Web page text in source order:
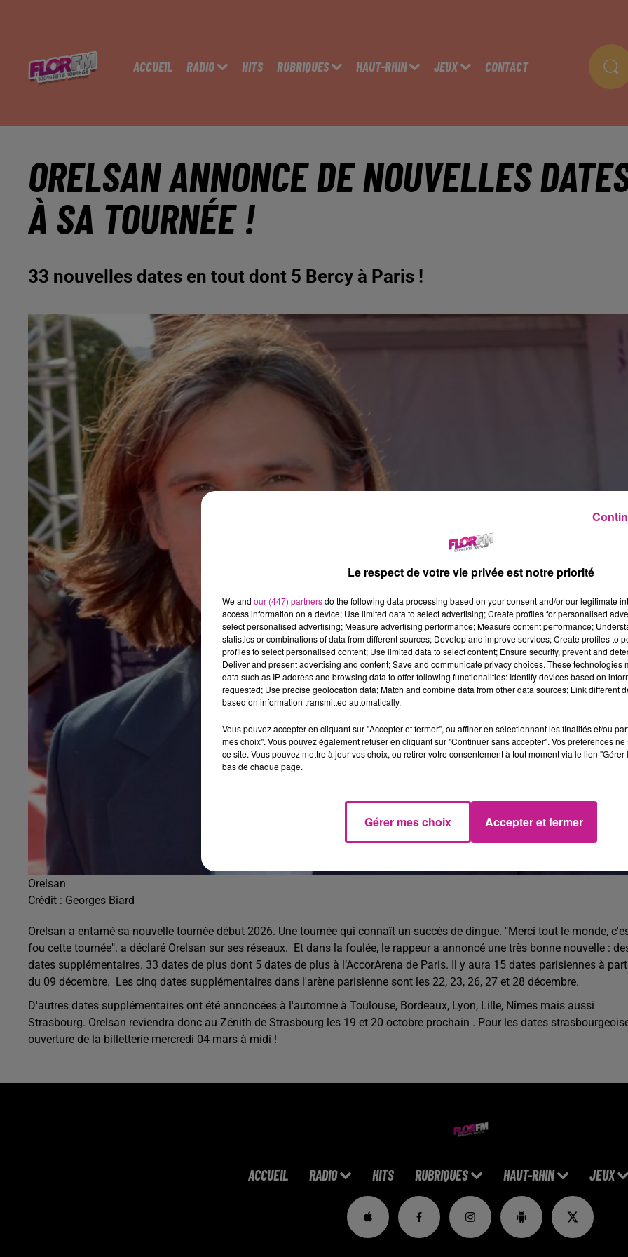
ACCUEIL RADIO HITS RUBRIQUES HAUT-RHIN JEUX CONTACT
ORELSAN ANNONCE DE NOUVELLES
À SA TOURNÉE !
33 nouvelles dates en tout dont 5 Bercy à Paris !
Orelsan
Crédit : Georges Biard
Orelsan a entamé sa nouvelle tournée début 2026. Une tournée qui connaît un succès de dingue. "Merci tout le monde,
fou cette tournée". a déclaré Orelsan sur ses réseaux. Et dans la foulée, le rappeur a annoncé une très bonne nouvelle :
dates supplémentaires. 33 dates de plus dont 5 dates de plus à l’AccorArena de Paris. Il y aura 15 dates parisiennes à
du 09 décembre. Les cinq dates supplémentaires dans l'arène parisienne sont les 22, 23, 26, 27 et 28 décembre.
D'autres dates supplémentaires ont été annoncées à l'automne à Toulouse, Bordeaux, Lyon, Lille, Nîmes mais aussi
Strasbourg. Orelsan reviendra donc au Zénith de Strasbourg les 19 et 20 octobre prochain . Pour les dates
ouverture de la billetterie mercredi 04 mars à midi !
ACCUEIL RADIO HITS RUBRIQUES HAUT-RHIN JEUX
Le respect de votre vie privée est notre priorité
We and our (447) partnersdo the following data processing based on your consent and/or our legitimate
access information on a device; Use limited data to select advertising; Create profiles for personalised
select personalised advertising; Measure advertising performance; Measure content performance;
statistics or combinations of data from different sources; Develop and improve services; Create profiles to
profiles to select personalised content; Use limited data to select content; Ensure security, prevent and
Deliver and present advertising and content; Save and communicate privacy choices. These technologies
data such as IP address and browsing data to offer following functionalities: Identify devices based on
requested; Use precise geolocation data; Match and combine data from other data sources; Link different
based on information transmitted automatically.
Vous pouvez accepter en cliquant sur "Accepter et fermer", ou affiner en sélectionnant les finalités et/ou
mes choix". Vous pouvez également refuser en cliquant sur "Continuer sans accepter". Vos préférences
ce site. Vous pouvez mettre à jour vos choix, ou retirer votre consentement à tout moment via le lien
bas de chaque page.
Gérer mes choix Accepter et fermer